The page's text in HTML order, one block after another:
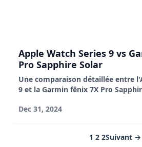
Apple Watch Series 9 vs
Pro Sapphire Solar
Une comparaison détaillée entre
9 et la Garmin fēnix 7X Pro
inconvénients.
Dec 31, 2024
1 2 2Suivant →